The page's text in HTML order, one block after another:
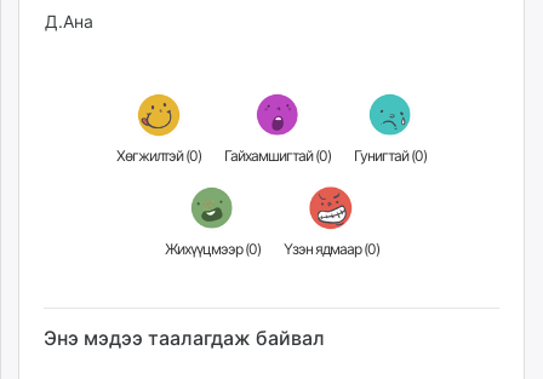
Д.Ана
Хөгжилтэй (0) Гайхамшигтай (0) Гунигтай (0)
Жихүүцмээр (0) Үзэн ядмаар (0)
Энэ мэдээ таалагдаж байвал